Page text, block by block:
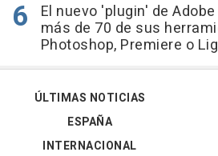
El nuevo 'plugin' de
más de 70 de sus
Photoshop, Premiere o
ÚLTIMAS NOTICIAS
ESPAÑA
INTERNACIONAL